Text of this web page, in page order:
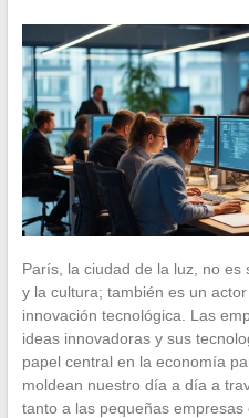
París, la ciudad de la luz, no
y la cultura; también es un
innovación tecnológica. Las
ideas innovadoras y sus
papel central en la economía
moldean nuestro día a día a
tanto a las pequeñas